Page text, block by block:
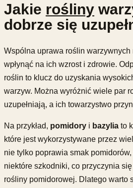
Jakie rośliny
dobrze się
Wspólna uprawa roślin warzywnych
wpłynąć na ich wzrost i zdrowie.
roślin to klucz do uzyskania
warzyw. Można wyróżnić wiele par
uzupełniają, a ich towarzystwo
Na przykład, pomidory i bazylia to
które jest wykorzystywane przez
nie tylko poprawia smak
niektóre szkodniki, co przyczynia
rośliny pomidorowej. Dlatego warto